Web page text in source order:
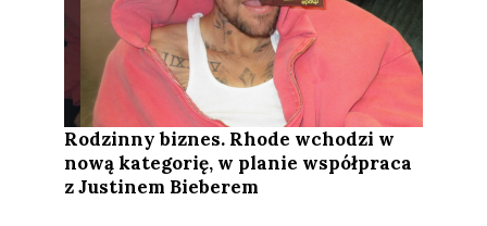
Rodzinny biznes. Rhode wchodzi w
nową kategorię, w planie współpraca
z Justinem Bieberem